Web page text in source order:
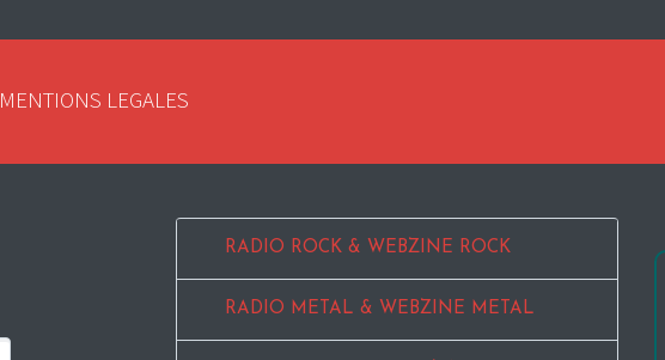
MENTIONS LEGALES
RADIO ROCK & WEBZINE ROCK
RADIO METAL & WEBZINE METAL